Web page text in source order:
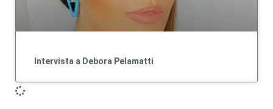
Intervista a Debora Pelamatti